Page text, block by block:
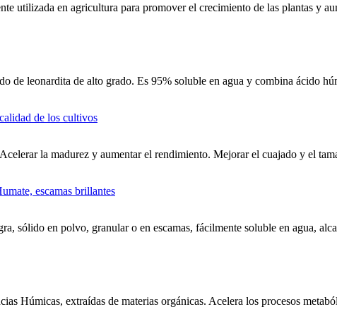
utilizada en agricultura para promover el crecimiento de las plantas y
de leonardita de alto grado. Es 95% soluble en agua y combina ácido
la madurez y aumentar el rendimiento. Mejorar el cuajado y el
sólido en polvo, granular o en escamas, fácilmente soluble en agua,
Húmicas, extraídas de materias orgánicas. Acelera los procesos